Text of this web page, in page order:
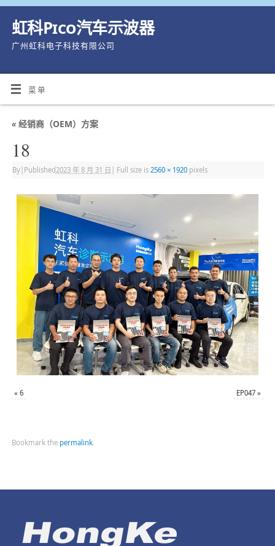
虹科Pico汽车示波器
广州虹科电子科技有限公司
菜单
«经销商（OEM）方案
18
By| Published 2023 年 8 月 31 日 Full size is 2560 × 1920pixels
« 6 EP047 »
Bookmark the permalink.